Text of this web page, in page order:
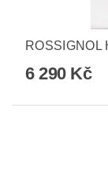
ROSSIGNOL
6 290 Kč